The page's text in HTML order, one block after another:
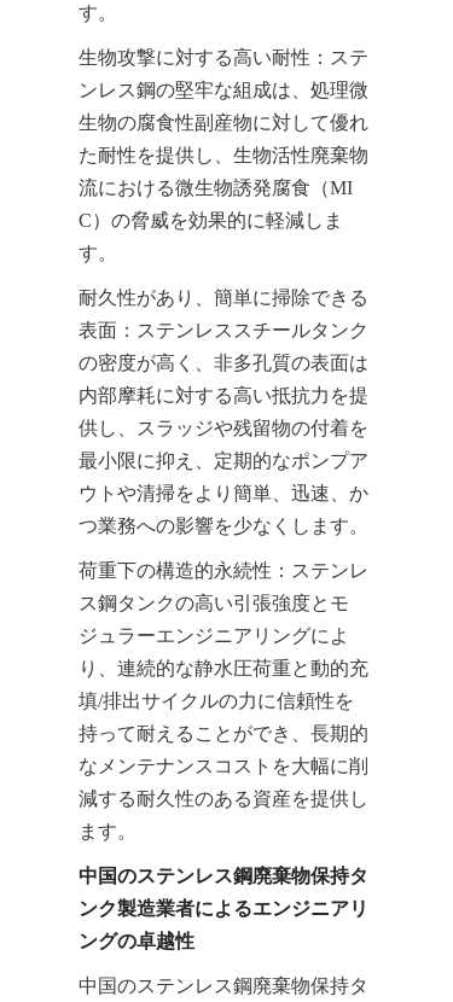
す。
生物攻撃に対する高い耐性：ステ
ンレス鋼の堅牢な組成は、処理微
生物の腐食性副産物に対して優れ
た耐性を提供し、生物活性廃棄物
流における微生物誘発腐食（MI
C）の脅威を効果的に軽減しま
す。
耐久性があり、簡単に掃除できる
表面：ステンレススチールタンク
の密度が高く、非多孔質の表面は
内部摩耗に対する高い抵抗力を提
供し、スラッジや残留物の付着を
最小限に抑え、定期的なポンプア
ウトや清掃をより簡単、迅速、か
つ業務への影響を少なくします。
荷重下の構造的永続性：ステンレ
ス鋼タンクの高い引張強度とモ
ジュラーエンジニアリングによ
り、連続的な静水圧荷重と動的充
填/排出サイクルの力に信頼性を
持って耐えることができ、長期的
なメンテナンスコストを大幅に削
減する耐久性のある資産を提供し
ます。
中国のステンレス鋼廃棄物保持タ
ンク製造業者によるエンジニアリ
ングの卓越性
中国のステンレス鋼廃棄物保持タ